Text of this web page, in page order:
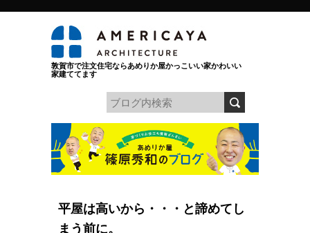
敦賀市で注文住宅ならあめりか屋かっこいい家かわいい
家建ててます
平屋は高いから・・・と諦めてし
まう前に。